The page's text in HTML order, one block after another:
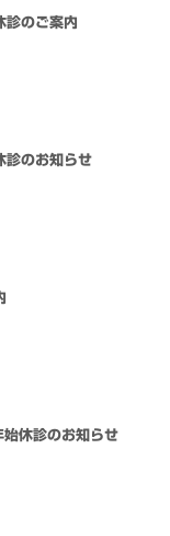
診のご案内
診のお知らせ
始休診のお知らせ